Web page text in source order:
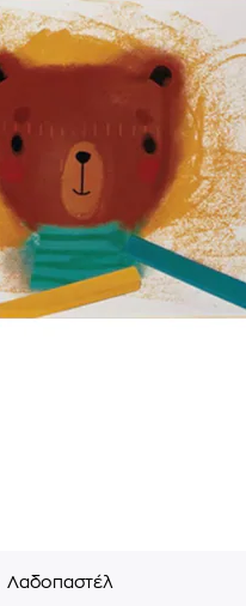
Λαδοπαστέλ